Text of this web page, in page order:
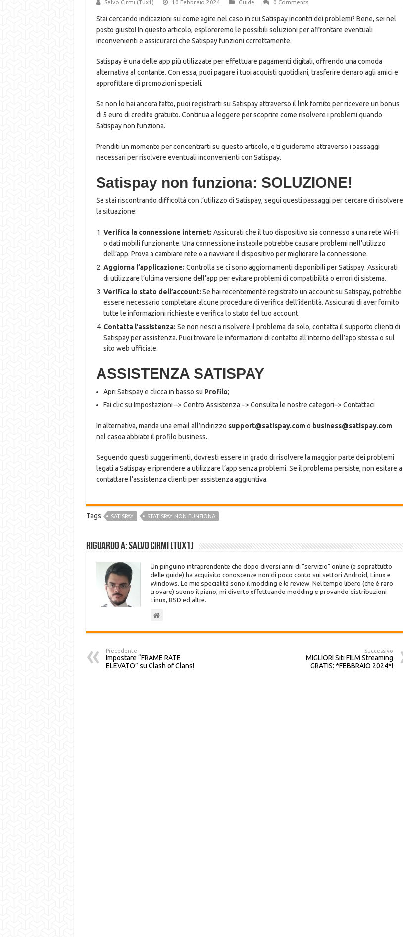
Salvo Cirmi (Tux1) 10 Febbraio 2024 Guide 0 Comments
Stai cercando indicazioni su come agire nel caso in cui Satispay incontri dei problemi? Bene, sei nel
posto giusto! In questo articolo, esploreremo le possibili soluzioni per affrontare eventuali
inconvenienti e assicurarci che Satispay funzioni correttamente.
Satispay è una delle app più utilizzate per effettuare pagamenti digitali, offrendo una comoda
alternativa al contante. Con essa, puoi pagare i tuoi acquisti quotidiani, trasferire denaro agli amici e
approfittare di promozioni speciali.
Se non lo hai ancora fatto, puoi registrarti su Satispay attraverso il link fornito per ricevere un bonus
di 5 euro di credito gratuito. Continua a leggere per scoprire come risolvere i problemi quando
Satispay non funziona.
Prenditi un momento per concentrarti su questo articolo, e ti guideremo attraverso i passaggi
necessari per risolvere eventuali inconvenienti con Satispay.
Satispay non funziona: SOLUZIONE!
Se stai riscontrando difficoltà con l’utilizzo di Satispay, segui questi passaggi per cercare di risolvere
la situazione:
Verifica la connessione internet: Assicurati che il tuo dispositivo sia connesso a una rete Wi-Fi
o dati mobili funzionante. Una connessione instabile potrebbe causare problemi nell’utilizzo
dell’app. Prova a cambiare rete o a riavviare il dispositivo per migliorare la connessione.
Aggiorna l’applicazione: Controlla se ci sono aggiornamenti disponibili per Satispay. Assicurati
di utilizzare l’ultima versione dell’app per evitare problemi di compatibilità o errori di sistema.
Verifica lo stato dell’account: Se hai recentemente registrato un account su Satispay, potrebbe
essere necessario completare alcune procedure di verifica dell’identità. Assicurati di aver fornito
tutte le informazioni richieste e verifica lo stato del tuo account.
Contatta l’assistenza: Se non riesci a risolvere il problema da solo, contatta il supporto clienti di
Satispay per assistenza. Puoi trovare le informazioni di contatto all’interno dell’app stessa o sul
sito web ufficiale.
ASSISTENZA SATISPAY
Apri Satispay e clicca in basso su Profilo;
Fai clic su Impostazioni –> Centro Assistenza –> Consulta le nostre categori–> Contattaci
In alternativa, manda una email all’indirizzo support@satispay.como business@satispay.com
nel casoa abbiate il profilo business.
Seguendo questi suggerimenti, dovresti essere in grado di risolvere la maggior parte dei problemi
legati a Satispay e riprendere a utilizzare l’app senza problemi. Se il problema persiste, non esitare a
contattare l’assistenza clienti per assistenza aggiuntiva.
Tags SATISPAY STATISPAY NON FUNZIONA
Riguardo a: Salvo Cirmi (Tux1)
Un pinguino intraprendente che dopo diversi anni di "servizio" online (e soprattutto
delle guide) ha acquisito conoscenze non di poco conto sui settori Android, Linux e
Windows. Le mie specialità sono il modding e le review. Nel tempo libero (che è raro
trovare) suono il piano, mi diverto effettuando modding e provando distribuzioni
Linux, BSD ed altre.
Precedente
Impostare “FRAME RATE
ELEVATO” su Clash of Clans!
Successivo
MIGLIORI Siti FILM Streaming
GRATIS: *FEBBRAIO 2024*!